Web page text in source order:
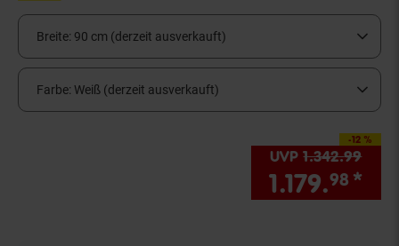
Breite: 90 cm (derzeit ausverkauft)
Farbe: Weiß (derzeit ausverkauft)
-12 %
Sie Sparen 12 Prozent,
UVP1.342.99UVP
1.179.98 *